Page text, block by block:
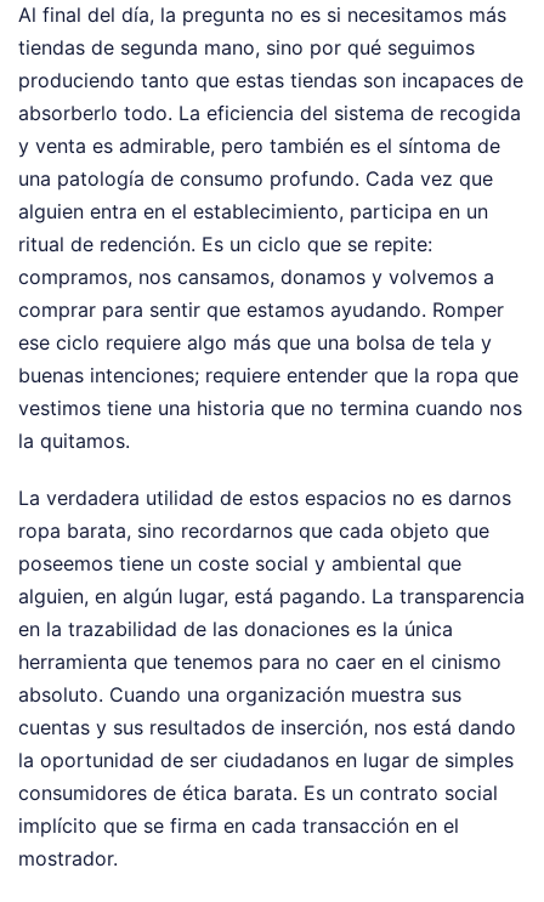
Al final del día, la pregunta no es si necesitamos más
tiendas de segunda mano, sino por qué seguimos
produciendo tanto que estas tiendas son incapaces de
absorberlo todo. La eficiencia del sistema de recogida
y venta es admirable, pero también es el síntoma de
una patología de consumo profundo. Cada vez que
alguien entra en el establecimiento, participa en un
ritual de redención. Es un ciclo que se repite:
compramos, nos cansamos, donamos y volvemos a
comprar para sentir que estamos ayudando. Romper
ese ciclo requiere algo más que una bolsa de tela y
buenas intenciones; requiere entender que la ropa que
vestimos tiene una historia que no termina cuando nos
la quitamos.
La verdadera utilidad de estos espacios no es darnos
ropa barata, sino recordarnos que cada objeto que
poseemos tiene un coste social y ambiental que
alguien, en algún lugar, está pagando. La transparencia
en la trazabilidad de las donaciones es la única
herramienta que tenemos para no caer en el cinismo
absoluto. Cuando una organización muestra sus
cuentas y sus resultados de inserción, nos está dando
la oportunidad de ser ciudadanos en lugar de simples
consumidores de ética barata. Es un contrato social
implícito que se firma en cada transacción en el
mostrador.